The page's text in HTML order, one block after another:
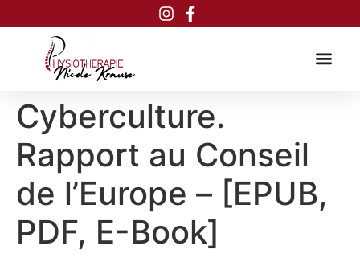
Cyberculture.
Rapport au Conseil
de l’Europe – [EPUB,
PDF, E-Book]